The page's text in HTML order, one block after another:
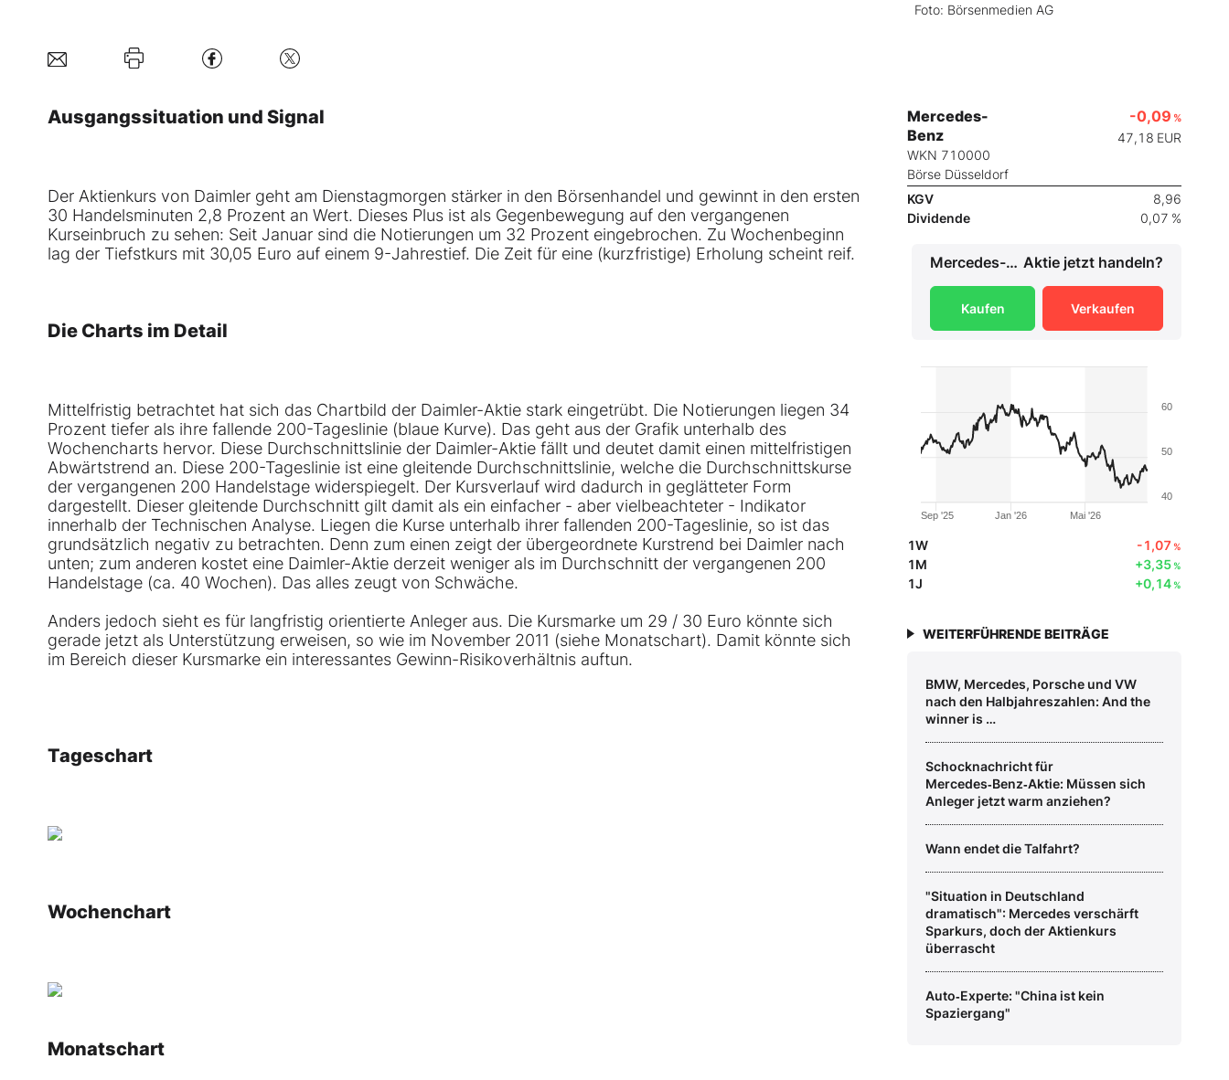
Foto: Börsenmedien AG
Ausgangssituation und Signal
Der Aktienkurs von Daimler geht am Dienstagmorgen stärker in den Börsenhandel und gewinnt in den ersten
30 Handelsminuten 2,8 Prozent an Wert. Dieses Plus ist als Gegenbewegung auf den vergangenen
Kurseinbruch zu sehen: Seit Januar sind die Notierungen um 32 Prozent eingebrochen. Zu Wochenbeginn
lag der Tiefstkurs mit 30,05 Euro auf einem 9-Jahrestief. Die Zeit für eine (kurzfristige) Erholung scheint reif.
Die Charts im Detail
Mittelfristig betrachtet hat sich das Chartbild der Daimler-Aktie stark eingetrübt. Die Notierungen liegen 34
Prozent tiefer als ihre fallende 200-Tageslinie (blaue Kurve). Das geht aus der Grafik unterhalb des
Wochencharts hervor. Diese Durchschnittslinie der Daimler-Aktie fällt und deutet damit einen mittelfristigen
Abwärtstrend an. Diese 200-Tageslinie ist eine gleitende Durchschnittslinie, welche die Durchschnittskurse
der vergangenen 200 Handelstage widerspiegelt. Der Kursverlauf wird dadurch in geglätteter Form
dargestellt. Dieser gleitende Durchschnitt gilt damit als ein einfacher - aber vielbeachteter - Indikator
innerhalb der Technischen Analyse. Liegen die Kurse unterhalb ihrer fallenden 200-Tageslinie, so ist das
grundsätzlich negativ zu betrachten. Denn zum einen zeigt der übergeordnete Kurstrend bei Daimler nach
unten; zum anderen kostet eine Daimler-Aktie derzeit weniger als im Durchschnitt der vergangenen 200
Handelstage (ca. 40 Wochen). Das alles zeugt von Schwäche.
Anders jedoch sieht es für langfristig orientierte Anleger aus. Die Kursmarke um 29 / 30 Euro könnte sich
gerade jetzt als Unterstützung erweisen, so wie im November 2011 (siehe Monatschart). Damit könnte sich
im Bereich dieser Kursmarke ein interessantes Gewinn-Risikoverhältnis auftun.
Tageschart
Wochenchart
Monatschart
Mercedes-
Benz
WKN 710000
Börse Düsseldorf
-0,09 %
47,18 EUR
KGV
8,96
Dividende
0,07 %
Mercedes-Benz Aktie jetzt handeln?
Kaufen Verkaufen
Jan '26
Sep '25 Mai '26
40
50
60
1W -1,07 %
1M +3,35%
1J +0,14%
WEITERFÜHRENDE BEITRÄGE
BMW, Mercedes, Porsche und VW
nach den Halbjahreszahlen: And the
winner is …
Schocknachricht für
Mercedes‑Benz‑Aktie: Müssen sich
Anleger jetzt warm anziehen?
Wann endet die Talfahrt?
"Situation in Deutschland
dramatisch": Mercedes verschärft
Sparkurs, doch der Aktienkurs
überrascht
Auto‑Experte: "China ist kein
Spaziergang"